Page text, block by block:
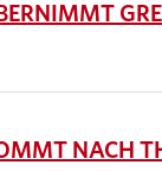
NACH